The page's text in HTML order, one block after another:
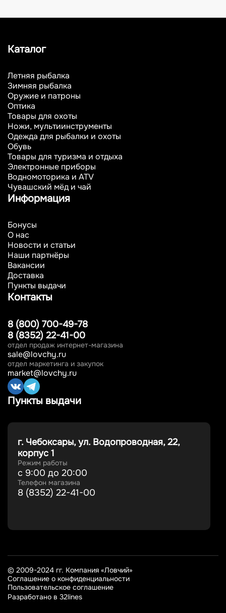
Каталог
Летняя рыбалка
Зимняя рыбалка
Оружие и патроны
Оптика
Товары для охоты
Ножи, мультиинструменты
Одежда для рыбалки и охоты
Обувь
Товары для туризма и отдыха
Электронные приборы
Водномоторика и ATV
Чувашский мёд и чай
Информация
Бонусы
О нас
Новости и статьи
Наши партнёры
Вакансии
Доставка
Пункты выдачи
Контакты
8 (800) 700-49-78
8 (8352) 22-41-00
отдел продаж интернет-магазина
sale@lovchy.ru
отдел маркетинга и закупок
market@lovchy.ru
Пункты выдачи
г. Чебоксары, ул. Водопроводная, 22,
корпус 1
Режим работы
с 9:00 до 20:00
Телефон магазина
8 (8352) 22-41-00
© 2009-2024 гг. Компания «Ловчий»
Соглашение о конфиденциальности
Пользовательское соглашение
Разработано в 32lines